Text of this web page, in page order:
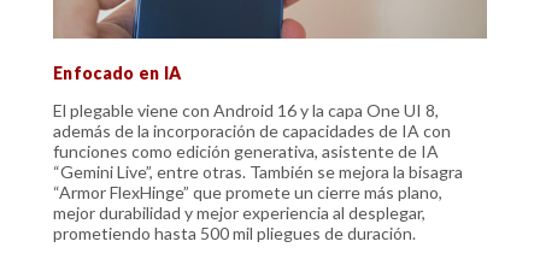
Enfocado en IA
El plegable viene con Android 16 y la capa One UI 8,
además de la incorporación de capacidades de IA con
funciones como edición generativa, asistente de IA
“Gemini Live”, entre otras. También se mejora la bisagra
“Armor FlexHinge” que promete un cierre más plano,
mejor durabilidad y mejor experiencia al desplegar,
prometiendo hasta 500 mil pliegues de duración.